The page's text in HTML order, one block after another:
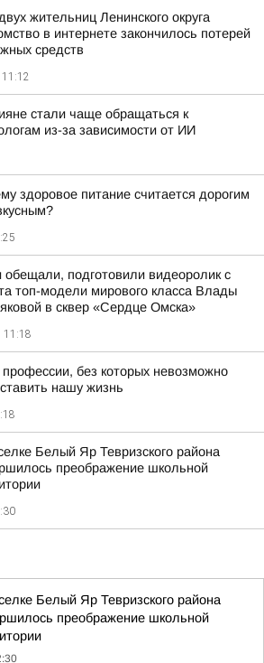
жительниц Ленинского округа
в интернете закончилось потерей
средств
11:12
стали чаще обращаться к
из-за зависимости от ИИ
здоровое питание считается дорогим
обещали, подготовили видеоролик с
топ-модели мирового класса Влады
в сквер «Сердце Омска»
11:18
профессии, без которых невозможно
нашу жизнь
Белый Яр Тевризского района
преображение школьной
Белый Яр Тевризского района
преображение школьной